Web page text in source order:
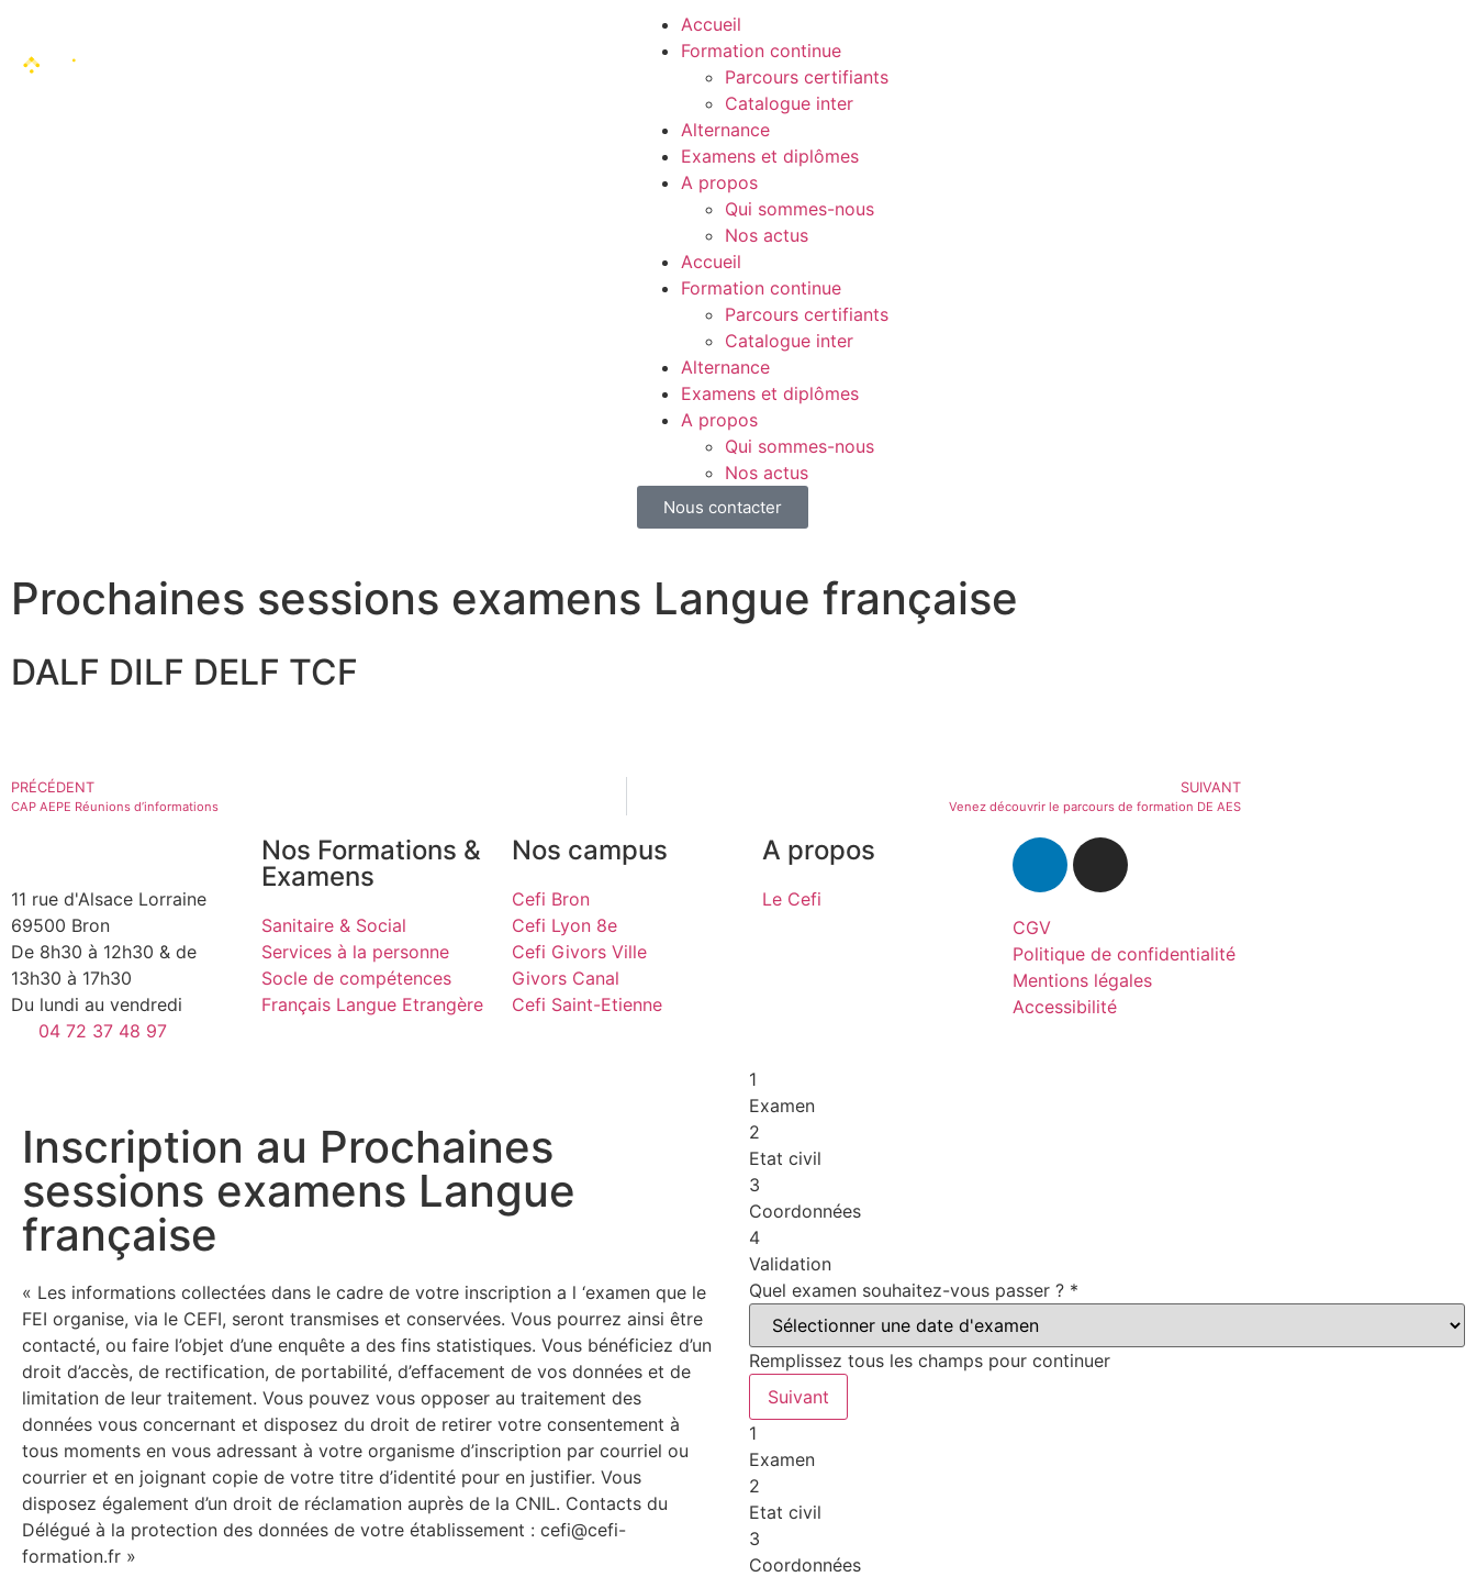
Accueil
Formation continue
Parcours certifiants
Catalogue inter
Alternance
Examens et diplômes
A propos
Qui sommes-nous
Nos actus
Accueil
Formation continue
Parcours certifiants
Catalogue inter
Alternance
Examens et diplômes
A propos
Qui sommes-nous
Nos actus
Nous contacter
Prochaines sessions examens Langue française
DALF DILF DELF TCF
PRÉCÉDENT
CAP AEPE Réunions d’informations
SUIVANT
Venez découvrir le parcours de formation DE AES
11 rue d'Alsace Lorraine
69500 Bron
De 8h30 à 12h30 & de
13h30 à 17h30
Du lundi au vendredi
04 72 37 48 97
Nos Formations &
Examens
Sanitaire & Social
Services à la personne
Socle de compétences
Français Langue Etrangère
Nos campus
Cefi Bron
Cefi Lyon 8e
Cefi Givors Ville
Givors Canal
Cefi Saint-Etienne
A propos
Le Cefi
CGV
Politique de confidentialité
Mentions légales
Accessibilité
Inscription au Prochaines
sessions examens Langue
française
« Les informations collectées dans le cadre de votre inscription a l ‘examen que le
FEI organise, via le CEFI, seront transmises et conservées. Vous pourrez ainsi être
contacté, ou faire l’objet d’une enquête a des fins statistiques. Vous bénéficiez d’un
droit d’accès, de rectification, de portabilité, d’effacement de vos données et de
limitation de leur traitement. Vous pouvez vous opposer au traitement des
données vous concernant et disposez du droit de retirer votre consentement à
tous moments en vous adressant à votre organisme d’inscription par courriel ou
courrier et en joignant copie de votre titre d’identité pour en justifier. Vous
disposez également d’un droit de réclamation auprès de la CNIL. Contacts du
Délégué à la protection des données de votre établissement : cefi@cefi-
formation.fr »
1
Examen
2
Etat civil
3
Coordonnées
4
Validation
Quel examen souhaitez-vous passer ? *
Remplissez tous les champs pour continuer
Suivant
1
Examen
2
Etat civil
3
Coordonnées